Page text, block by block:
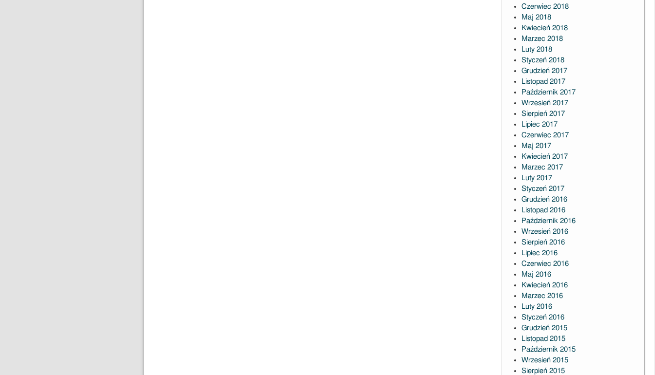
Czerwiec 2018
Maj 2018
Kwiecień 2018
Marzec 2018
Luty 2018
Styczeń 2018
Grudzień 2017
Listopad 2017
Październik 2017
Wrzesień 2017
Sierpień 2017
Lipiec 2017
Czerwiec 2017
Maj 2017
Kwiecień 2017
Marzec 2017
Luty 2017
Styczeń 2017
Grudzień 2016
Listopad 2016
Październik 2016
Wrzesień 2016
Sierpień 2016
Lipiec 2016
Czerwiec 2016
Maj 2016
Kwiecień 2016
Marzec 2016
Luty 2016
Styczeń 2016
Grudzień 2015
Listopad 2015
Październik 2015
Wrzesień 2015
Sierpień 2015